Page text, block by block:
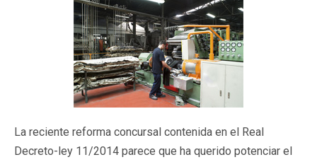
La reciente reforma concursal contenida en el Real
Decreto-ley 11/2014 parece que ha querido potenciar el